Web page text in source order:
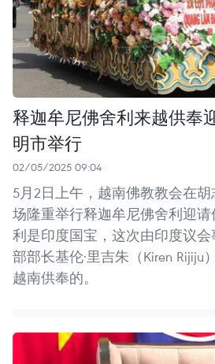
释迦牟尼佛舍利来越供奉
明市举行
02/05/2025 09:04
5月2日上午，越南佛教教会在
场隆重举行释迦牟尼佛舍利迎
利是印度国宝，这次由印度议
部部长基伦·里吉朱（Kiren Rijiju
越南供奉的。